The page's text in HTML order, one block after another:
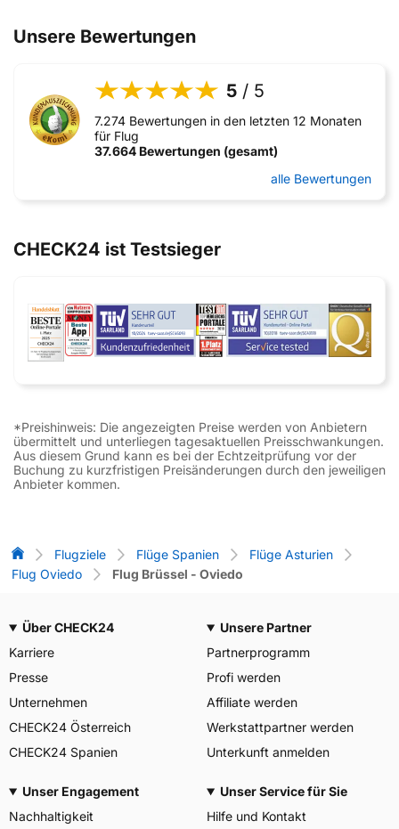
Unsere Bewertungen
5 / 5
7.274 Bewertungen in den letzten 12 Monaten
für Flug
37.664 Bewertungen (gesamt)
alle Bewertungen
CHECK24 ist Testsieger
*Preishinweis: Die angezeigten Preise werden von Anbietern
übermittelt und unterliegen tagesaktuellen Preisschwankungen.
Aus diesem Grund kann es bei der Echtzeitprüfung vor der
Buchung zu kurzfristigen Preisänderungen durch den jeweiligen
Anbieter kommen.
Flug-Vergleich
Flugziele Flüge Spanien
Flüge Asturien
Flug Oviedo
Flug Brüssel - Oviedo
Über CHECK24
Karriere
Presse
Unternehmen
CHECK24 Österreich
CHECK24 Spanien
Unsere Partner
Partnerprogramm
Profi werden
Affiliate werden
Werkstattpartner werden
Unterkunft anmelden
Unser Engagement
Nachhaltigkeit
Unser Service für Sie
Hilfe und Kontakt